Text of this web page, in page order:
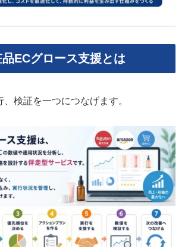
ECグロース支援とは
検証を一つにつなげます。